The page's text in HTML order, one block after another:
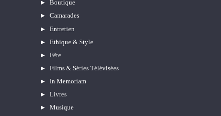
Boutique
Camarades
Entretien
Ethique & Style
Fête
Films & Séries Télévisées
In Memoriam
Livres
Musique